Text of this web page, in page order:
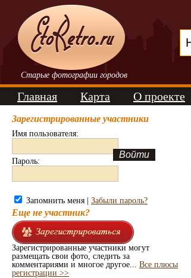
Старые фотографии городов
Главная Карта О проекте
Зарегистрированные участники
Имя пользователя:
Пароль:
Запомнить меня | Забыли пароль?
Еще не участник?
Зарегистрированные участники могут
размещать свои фото, следить за
комментариями и многое другое... Все плюсы
регистрации >>